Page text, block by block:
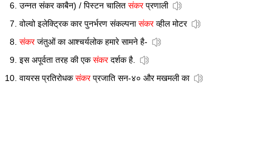
उन्नत संकर काबैन) / पिस्टन चालित संकरप्रणाली
वोल्वो इलेक्ट्रिक कार पुनर्भरण संकल्पनासंकरव्हील मोटर
संकरजंतुओं का आश्चर्यलोक हमारे सामने है-
इस अपूर्वता तरह की एकसंकरदर्शक है.
वायरस प्रतिरोधकसंकरप्रजाति सन-४० और मखमली का